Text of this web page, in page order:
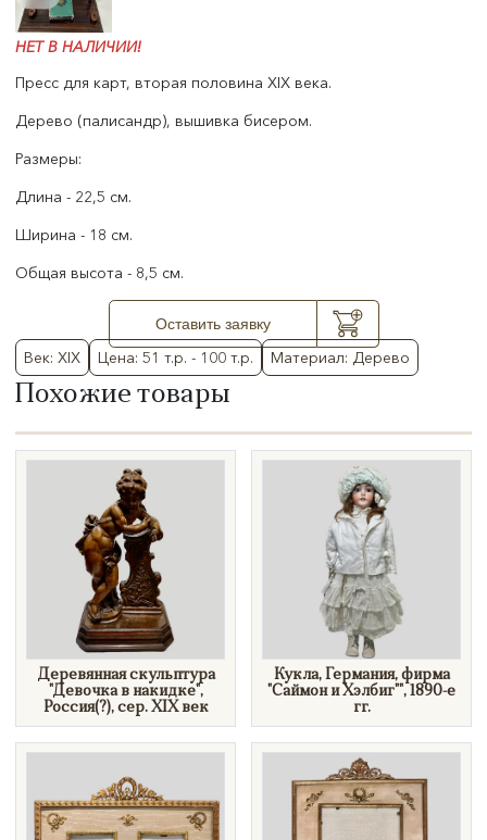
Век: XIX Цена: 51 т.р. - 100 т.р. Материал: Дерево
НЕТ В НАЛИЧИИ!
Пресс для карт, вторая половина XIX века.
Дерево (палисандр), вышивка бисером.
Размеры:
Длина - 22,5 см.
Ширина - 18 см.
Общая высота - 8,5 см.
Оставить заявку
Похожие товары
Деревянная скульптура
"Девочка в накидке",
Россия(?), сер. XIX век
Кукла, Германия, фирма
"Саймон и Хэлбиг"", 1890-е
гг.